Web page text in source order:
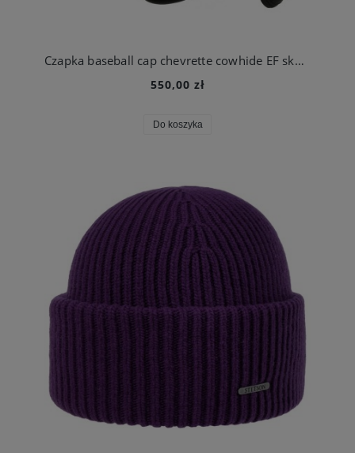
Czapka baseball cap chevrette cowhide EF skórzana czarna | Stetson
550,00 zł
Do koszyka